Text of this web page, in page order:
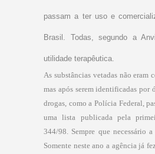
passam a ter uso e
Brasil. Todas, segundo a
utilidade terapêutica.
As substâncias vetadas não eram
mas após serem identificadas por
drogas, como a Polícia Federal,
uma lista publicada pela
344/98. Sempre que necessário
Somente neste ano a agência já